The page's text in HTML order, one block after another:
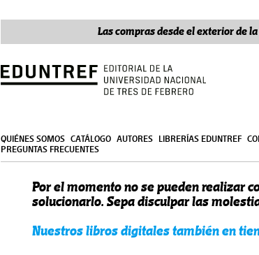
Las compras desde el exterior de
QUIÉNES SOMOS CATÁLOGO AUTORES LIBRERÍAS EDUNTREF
PREGUNTAS FRECUENTES
Por el momento no se pueden realizar
solucionarlo. Sepa disculpar las
Nuestros libros digitales también en